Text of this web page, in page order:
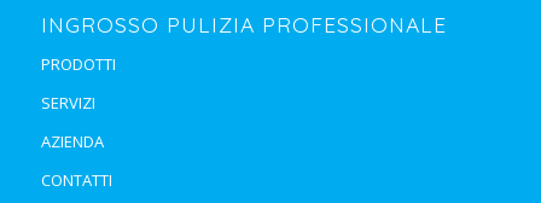
INGROSSO PULIZIA PROFESSIONALE
PRODOTTI
SERVIZI
AZIENDA
CONTATTI